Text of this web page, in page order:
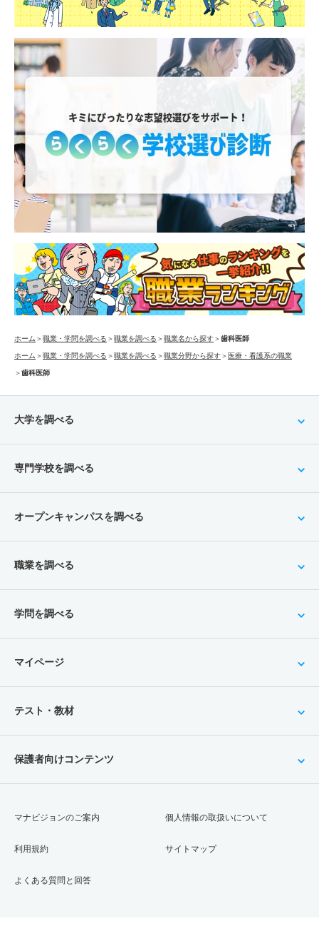
ホーム ＞職業・学問を調べる ＞職業を調べる ＞職業名から探す＞歯科医師
ホーム ＞職業・学問を調べる ＞職業を調べる ＞職業分野から探す＞ 医療・看護系の職業
＞歯科医師
大学を調べる
専門学校を調べる
オープンキャンパスを調べる
職業を調べる
学問を調べる
マイページ
テスト・教材
保護者向けコンテンツ
マナビジョンのご案内
利用規約
よくある質問と回答
個人情報の取扱いについて
サイトマップ